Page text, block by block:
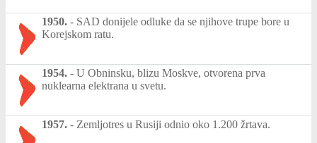
1950. - SAD donijele odluke da se njihove trupe bore u
Korejskom ratu.
1954. - U Obninsku, blizu Moskve, otvorena prva
nuklearna elektrana u svetu.
1957. - Zemljotres u Rusiji odnio oko 1.200 žrtava.